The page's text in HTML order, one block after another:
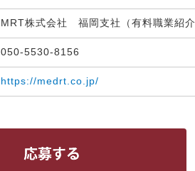
MRT株式会社 福岡支社（有料職業紹
050-5530-8156
https://medrt.co.jp/